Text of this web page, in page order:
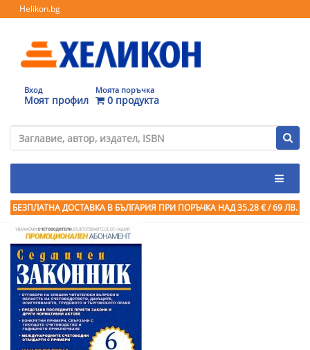
Helikon.bg
Вход
Моят профил
Моята поръчка
0 продукта
БЕЗПЛАТНА ДОСТАВКА В БЪЛГАРИЯ ПРИ ПОРЪЧКА НАД 35.28 € / 69 ЛВ.